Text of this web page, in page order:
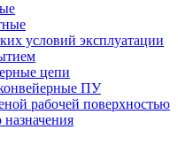
условий эксплуатации
цепи
ПУ
рабочей поверхностью